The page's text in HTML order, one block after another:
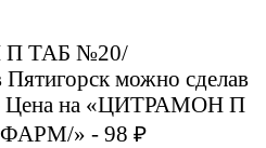
П ТАБ №20/
можно сделав
Цена на «ЦИТРАМОН П
» - 98 ₽